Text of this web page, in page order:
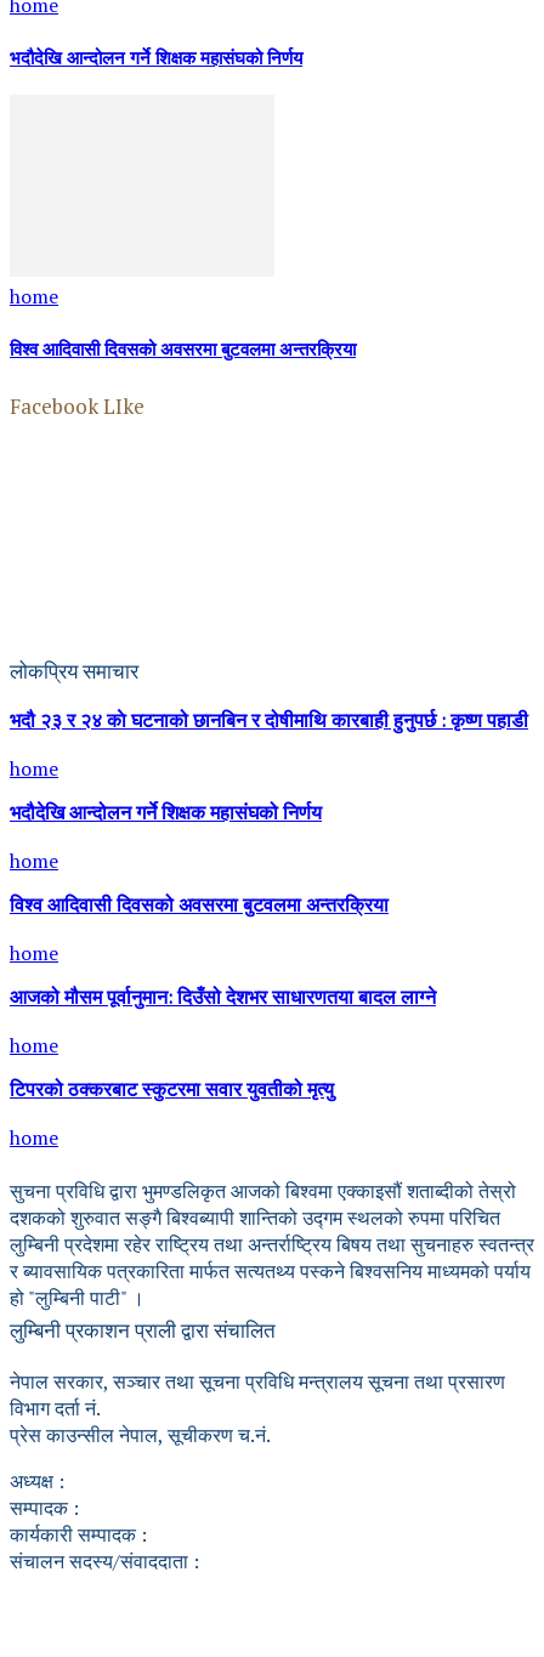
भदौदेखि आन्दोलन गर्ने शिक्षक महासंघको निर्णय
home
विश्व आदिवासी दिवसको अवसरमा बुटवलमा अन्तरक्रिया
Facebook LIke
लोकप्रिय समाचार
भदौ २३ र २४ काे घटनाको छानबिन र दोषीमाथि कारबाही हुनुपर्छ : कृष्ण पहाडी
home
भदौदेखि आन्दोलन गर्ने शिक्षक महासंघको निर्णय
home
विश्व आदिवासी दिवसको अवसरमा बुटवलमा अन्तरक्रिया
home
आजको मौसम पूर्वानुमान: दिउँसो देशभर साधारणतया बादल लाग्ने
home
टिपरको ठक्करबाट स्कुटरमा सवार युवतीको मृत्यु
home
सुचना प्रविधि द्वारा भुमण्डलिकृत आजको बिश्वमा एक्काइसौं शताब्दीको तेस्रो
दशकको शुरुवात सङ्गै बिश्वब्यापी शान्तिको उद्गम स्थलको रुपमा परिचित
लुम्बिनी प्रदेशमा रहेर राष्ट्रिय तथा अन्तर्राष्ट्रिय बिषय तथा सुचनाहरु स्वतन्त्र
र ब्यावसायिक पत्रकारिता मार्फत सत्यतथ्य पस्कने बिश्वसनिय माध्यमको पर्याय
हो "लुम्बिनी पाटी" ।
लुम्बिनी प्रकाशन प्राली द्वारा संचालित
नेपाल सरकार, सञ्चार तथा सूचना प्रविधि मन्त्रालय सूचना तथा प्रसारण
विभाग दर्ता नं.
प्रेस काउन्सील नेपाल, सूचीकरण च.नं.
अध्यक्ष :
सम्पादक :
कार्यकारी सम्पादक :
संचालन सदस्य/संवाददाता :